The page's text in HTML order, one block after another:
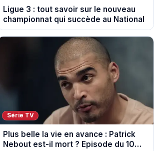
Ligue 3 : tout savoir sur le nouveau
championnat qui succède au National
Série TV
Plus belle la vie en avance : Patrick
Nebout est-il mort ? Episode du 10